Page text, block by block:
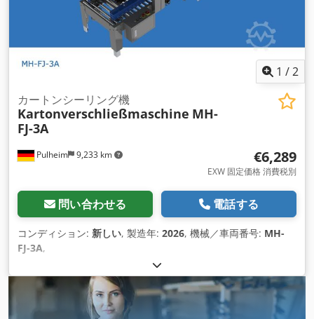
1 /2
Pulheim 9,233 km
カートンシーリング機
Kartonverschließmaschine MH-
FJ-3A
€6,289
EXW 固定価格 消費税別
問い合わせる 電話する
コンディション: 新しい, 製造年: 2026, 機械／車両番号: MH-
FJ-3A,